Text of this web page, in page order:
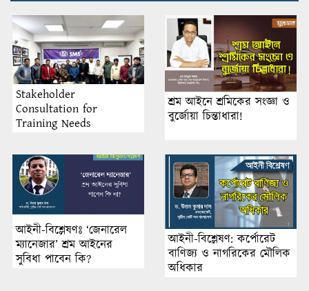
Stakeholder
Consultation for
Training Needs
Dhaka by Sustainable
Management System Inc.
শ্রম আইনে শ্রমিকের সংজ্ঞা ও
বুর্জোয়া চিন্তাধারা!
আইনী-বিশ্লেষণঃ ‘জেনারেল
ম্যানেজার’ শ্রম আইনের
সুবিধা পাবেন কি?
আইনী-বিশ্লেষণ: কর্পোরেট
বাণিজ্য ও নাগরিকের মৌলিক
অধিকার